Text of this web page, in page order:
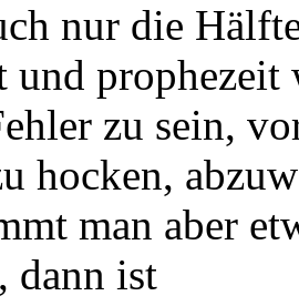
nur die
und
zu sein,
hocken,
man aber
dann ist